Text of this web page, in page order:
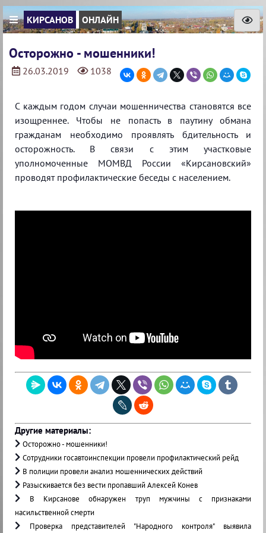
КИРСАНОВ ОНЛАЙН
Осторожно - мошенники!
26.03.2019 1038
С каждым годом случаи мошенничества становятся все
изощреннее. Чтобы не попасть в паутину обмана
гражданам необходимо проявлять бдительность и
осторожность. В связи с этим участковые
уполномоченные МОМВД России «Кирсановский»
проводят профилактические беседы с населением.
Другие материалы:
Осторожно - мошенники!
Сотрудники госавтоинспекции провели профилактический рейд
В полиции провели анализ мошеннических действий
Разыскивается без вести пропавший Алексей Конев
В Кирсанове обнаружен труп мужчины с признаками
насильственной смерти
Проверка представителей "Народного контроля" выявила